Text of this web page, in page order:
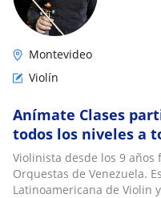
Montevideo
Violín
Anímate Clases
todos los niveles a
2011 en
en el Sistema de
Violinista desde los 9 años
Orquestas de Venezuela.
Latinoamericana de Violin